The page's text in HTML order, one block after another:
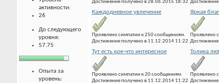
активности:
26
До следующего
уровня:
57.75
Опыта за
уровень:
Достижение получено в 28.06.2015 18:32
Каждодневное увлечение
Проявлено симпатии к 250 сообщениям.
Достижение получено в 11.12.2014 11:22
Яркая
Проявлено
Тут есть кое-что интересное
Проявлено симпатии к 20 сообщениям.
Достижение получено в 11.12.2014 11:22
Толика
Проявлено